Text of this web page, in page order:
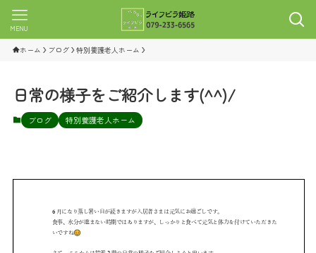
MENU
ホーム ブログ 特別養護老人ホーム
日常の様子をご紹介します(^^)/
ブログ 特別養護老人ホーム